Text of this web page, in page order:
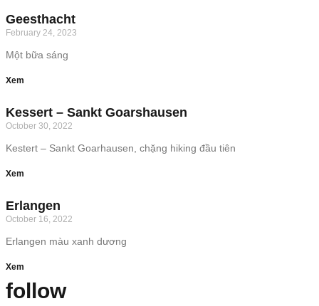
Geesthacht
February 24, 2023
Một bữa sáng
Xem
Kessert – Sankt Goarshausen
October 30, 2022
Kestert – Sankt Goarhausen, chặng hiking đầu tiên
Xem
Erlangen
October 16, 2022
Erlangen màu xanh dương
Xem
follow